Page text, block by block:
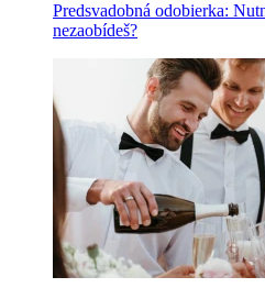
Predsvadobná odobierka:
nezaobídeš?